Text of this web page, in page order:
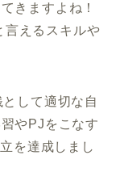
きますよね！
言えるスキルや
して適切な自
やPJをこなす
を達成しまし